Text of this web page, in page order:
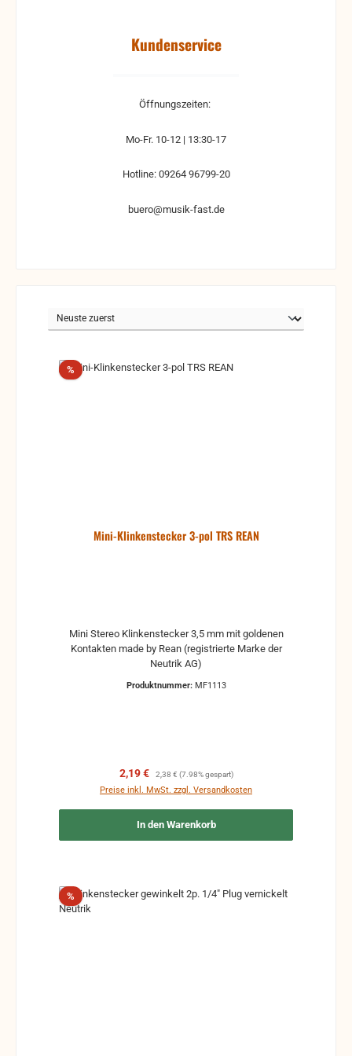
Kundenservice
Öffnungszeiten:
Mo-Fr. 10-12 | 13:30-17
Hotline: 09264 96799-20
buero@musik-fast.de
%Rabatt
Mini-Klinkenstecker 3-pol TRS REAN
Mini Stereo Klinkenstecker 3,5 mm mit goldenen
Kontakten made by Rean (registrierte Marke der
Neutrik AG)
Produktnummer: MF1113
Verkaufspreis:
2,19 € Regulärer Preis:
2,38 € (7.98% gespart)
Preise inkl. MwSt. zzgl. Versandkosten
In den Warenkorb
%Rabatt